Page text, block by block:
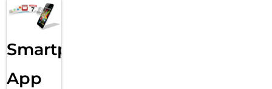
Smartphone
App